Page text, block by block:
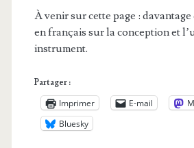
À venir sur cette page :
en français sur la conception et
instrument.
Partager :
Imprimer E-mail
Bluesky